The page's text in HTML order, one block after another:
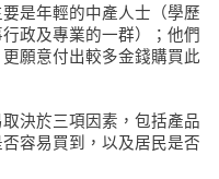
是年輕的中產人士（學歷
政及專業的一群）；他們
願意付出較多金錢購買此
決於三項因素，包括產品
容易買到，以及居民是否